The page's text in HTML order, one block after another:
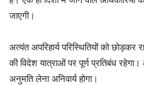
जाएगी।
अत्यंत अपरिहार्य परिस्थितियों को
की विदेश यात्राओं पर पूर्ण प्रतिबंध
अनुमति लेना अनिवार्य होगा।